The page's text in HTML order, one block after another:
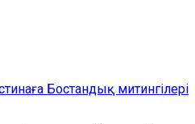
Бостандық митингілері